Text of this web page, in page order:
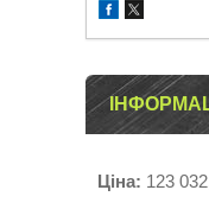
Ціна: 123